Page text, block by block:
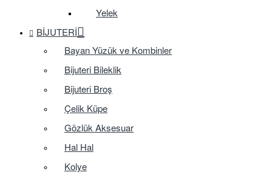
Yelek
BIJUTERI
Bayan Yüzük ve Kombinler
Bijuteri Bileklik
Bijuteri Broş
Çelik Küpe
Gözlük Aksesuar
Hal Hal
Kolye